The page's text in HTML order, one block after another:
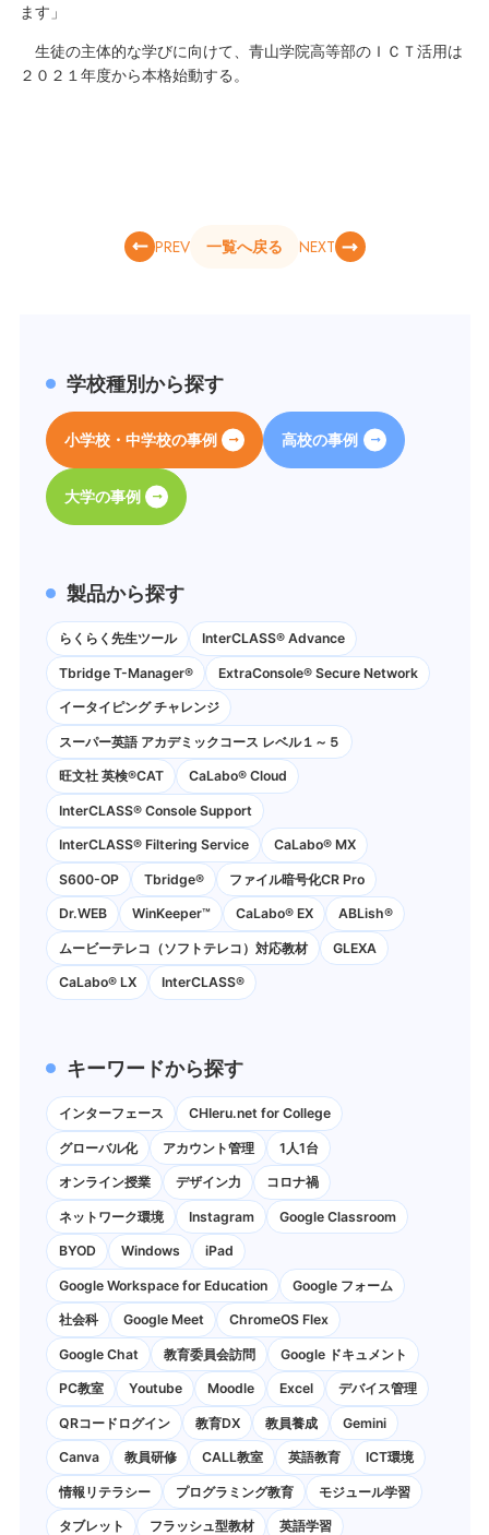
ます」
生徒の主体的な学びに向けて、青山学院高等部のＩＣＴ活用は
２０２１年度から本格始動する。
PREV 一覧へ戻る NEXT
学校種別から探す
小学校・中学校の事例 高校の事例
大学の事例
製品から探す
らくらく先生ツール InterCLASS® Advance
Tbridge T-Manager® ExtraConsole® Secure Network
イータイピング チャレンジ
スーパー英語 アカデミックコース レベル１～５
旺文社 英検®CAT CaLabo®︎ Cloud
InterCLASS®︎ Console Support
InterCLASS®︎ Filtering Service CaLabo® MX
S600-OP Tbridge® ファイル暗号化CR Pro
Dr.WEB WinKeeper™ CaLabo® EX ABLish®
ムービーテレコ（ソフトテレコ）対応教材 GLEXA
CaLabo® LX InterCLASS®
キーワードから探す
インターフェース CHIeru.net for College
グローバル化 アカウント管理 1人1台
オンライン授業 デザイン力 コロナ禍
ネットワーク環境 Instagram Google Classroom
BYOD Windows iPad
Google Workspace for Education Google フォーム
社会科 Google Meet ChromeOS Flex
Google Chat 教育委員会訪問 Google ドキュメント
PC教室 Youtube Moodle Excel デバイス管理
QRコードログイン 教育DX 教員養成 Gemini
Canva 教員研修 CALL教室 英語教育 ICT環境
情報リテラシー プログラミング教育 モジュール学習
タブレット フラッシュ型教材 英語学習